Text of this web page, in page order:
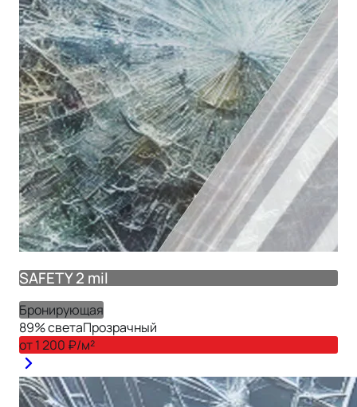
SAFETY 2 mil
Бронирующая
89% светаПрозрачный
от1 200 ₽/м²